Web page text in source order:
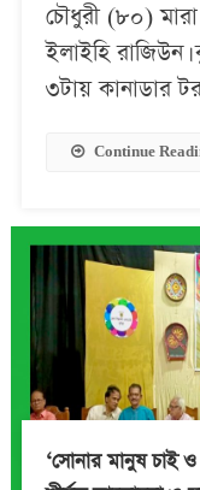
চৌধুরী (৮০) মারা
ইলাইহি
৩টায় কানাডার
Continue
‘সোনার মানুষ চাই